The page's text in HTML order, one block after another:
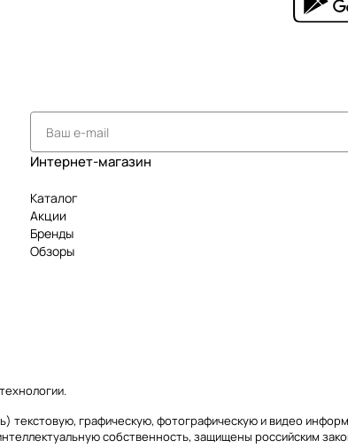
Интернет-магазин
Каталог
Акции
Бренды
Обзоры
.
текстовую, графическую, фотографическую и видео
собственность, защищены российским